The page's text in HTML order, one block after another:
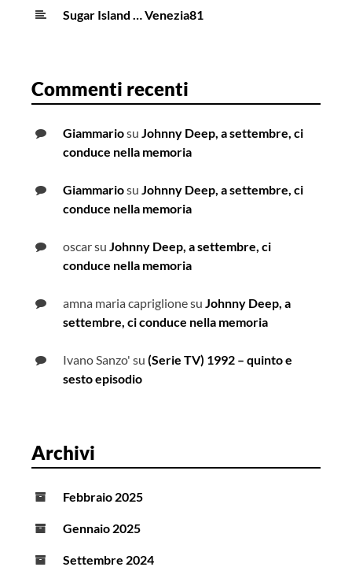
Sugar Island … Venezia81
Commenti recenti
Giammariosu Johnny Deep, a settembre, ci
conduce nella memoria
Giammariosu Johnny Deep, a settembre, ci
conduce nella memoria
oscarsu Johnny Deep, a settembre, ci
conduce nella memoria
amna maria capriglionesu Johnny Deep, a
settembre, ci conduce nella memoria
Ivano Sanzo' su (Serie TV) 1992 – quinto e
sesto episodio
Archivi
Febbraio 2025
Gennaio 2025
Settembre 2024